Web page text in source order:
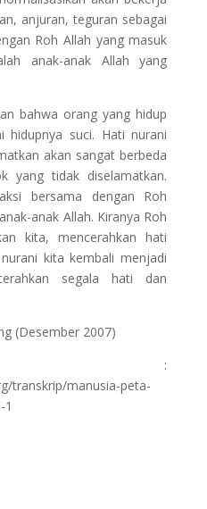
anjuran, teguran sebagai
Roh Allah yang masuk
anak-anak Allah yang
bahwa orang yang hidup
hidupnya suci. Hati nurani
akan sangat berbeda
yang tidak diselamatkan.
bersama dengan Roh
anak Allah. Kiranya Roh
kita, mencerahkan hati
kita kembali menjadi
segala hati dan
(Desember 2007)
:
transkrip/manusia-peta-
1